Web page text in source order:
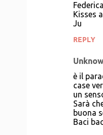
Kisses
Ju
REPLY
è il
case
un
Sarà
buona
Baci